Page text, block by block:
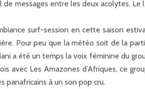
de messages entre les deux acolytes.
surf-session en cette saison
Pour peu que la météo soit de la
a été un temps la voix féminine du
avec Les Amazones d’Afriques, ce
panafricains à un son pop cru.